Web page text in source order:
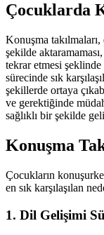
Çocuklarda
Konuşma
şekilde
tekrar etmesi
sürecinde sık
şekillerde ortaya
ve gerektiğinde
sağlıklı bir şekilde
Konuşma
Çocukların
en sık karşılaşılan
1. Dil Gelişimi